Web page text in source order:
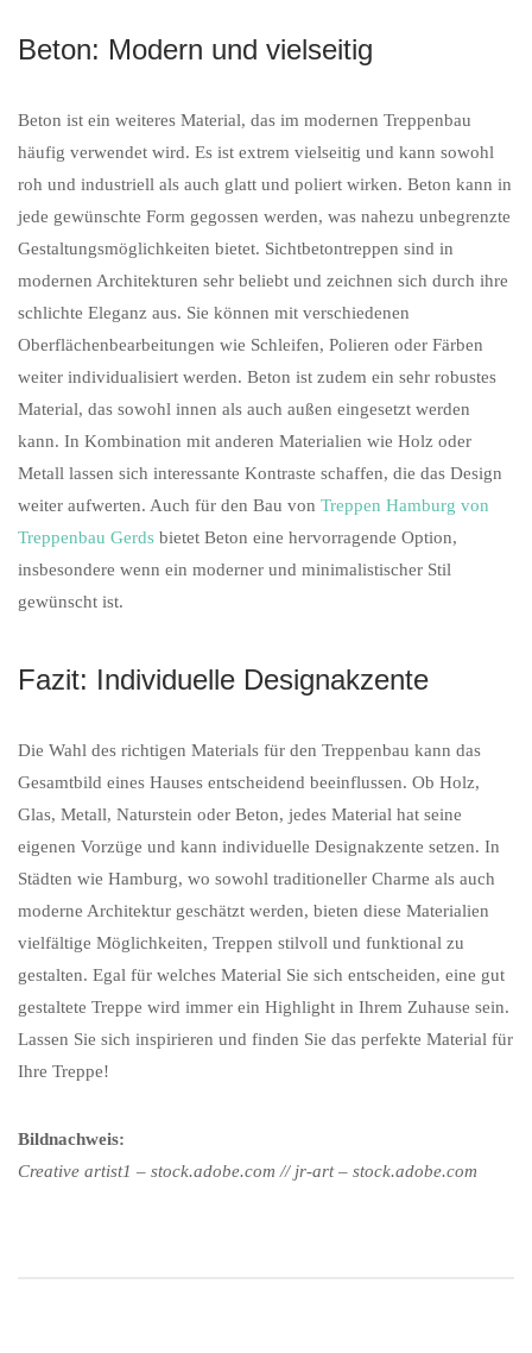
Beton: Modern und vielseitig
Beton ist ein weiteres Material, das im modernen Treppenbau
häufig verwendet wird. Es ist extrem vielseitig und kann sowohl
roh und industriell als auch glatt und poliert wirken. Beton kann in
jede gewünschte Form gegossen werden, was nahezu unbegrenzte
Gestaltungsmöglichkeiten bietet. Sichtbetontreppen sind in
modernen Architekturen sehr beliebt und zeichnen sich durch ihre
schlichte Eleganz aus. Sie können mit verschiedenen
Oberflächenbearbeitungen wie Schleifen, Polieren oder Färben
weiter individualisiert werden. Beton ist zudem ein sehr robustes
Material, das sowohl innen als auch außen eingesetzt werden
kann. In Kombination mit anderen Materialien wie Holz oder
Metall lassen sich interessante Kontraste schaffen, die das Design
weiter aufwerten. Auch für den Bau von Treppen Hamburg von
Treppenbau Gerds bietet Beton eine hervorragende Option,
insbesondere wenn ein moderner und minimalistischer Stil
gewünscht ist.
Fazit: Individuelle Designakzente
Die Wahl des richtigen Materials für den Treppenbau kann das
Gesamtbild eines Hauses entscheidend beeinflussen. Ob Holz,
Glas, Metall, Naturstein oder Beton, jedes Material hat seine
eigenen Vorzüge und kann individuelle Designakzente setzen. In
Städten wie Hamburg, wo sowohl traditioneller Charme als auch
moderne Architektur geschätzt werden, bieten diese Materialien
vielfältige Möglichkeiten, Treppen stilvoll und funktional zu
gestalten. Egal für welches Material Sie sich entscheiden, eine gut
gestaltete Treppe wird immer ein Highlight in Ihrem Zuhause sein.
Lassen Sie sich inspirieren und finden Sie das perfekte Material für
Ihre Treppe!
Bildnachweis:
Creative artist1 – stock.adobe.com // jr-art – stock.adobe.com